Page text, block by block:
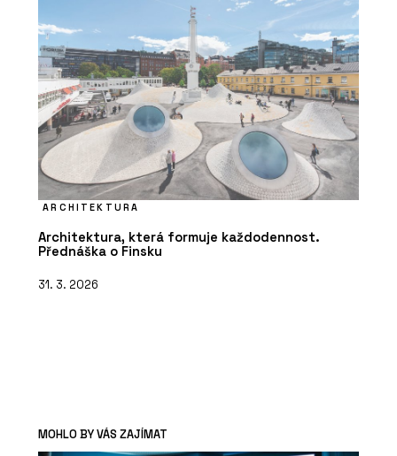
ARCHITEKTURA
Architektura, která formuje každodennost.
Přednáška o Finsku
31. 3. 2026
MOHLO BY VÁS ZAJÍMAT